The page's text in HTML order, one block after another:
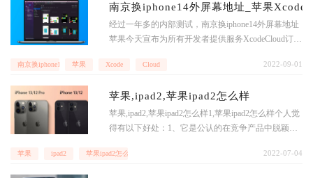
odcasts
南京换iphone14外屏幕地址_苹果
经过一年多的内部测试，南京换iphone14外屏幕地址
苹果今天宣布为所有开发者提供服务XcodeCloud订阅
的持续集成和交付服务旨在为开发者提供基于云的工
通过其他任务加快开发过
南京换iphone14外屏幕地址
苹果 Xcode Cloud 2022-09-01
苹果,ipad2,苹果ipad2怎么样
苹果,ipad2,苹果ipad2怎么样1,苹果ipad2怎么样个人觉
得有以下好处：1、它是公认的在竞争产品中脱颖而
xyTab,但不用看广告就可以知道iPad了.2、它是在苹
苹果 ipad2 苹果ipad2怎么样 2022-07-04